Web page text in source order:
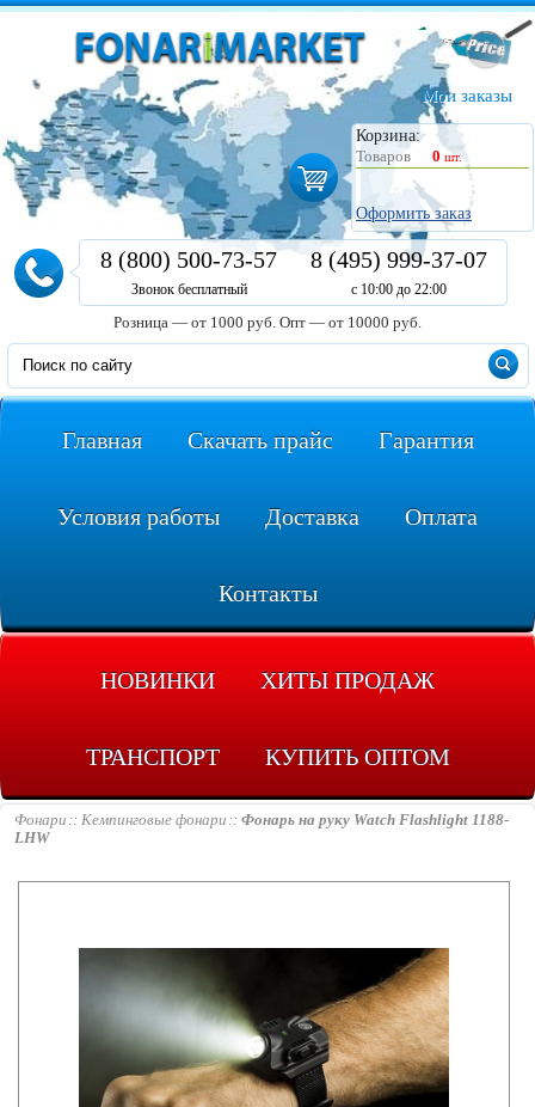
Мои заказы
Корзина:
Товаров
0 шт.
Оформить заказ
8 (800) 500-73-57
Звонок бесплатный
8 (495) 999-37-07
с 10:00 до 22:00
Розница — от 1000 руб. Опт — от 10000 руб.
Главная Скачать прайс Гарантия
Условия работы Доставка Оплата
Контакты
НОВИНКИ ХИТЫ ПРОДАЖ
ТРАНСПОРТ КУПИТЬ ОПТОМ
Фонари Кемпинговые фонари
Фонарь на руку Watch Flashlight 1188-
LHW